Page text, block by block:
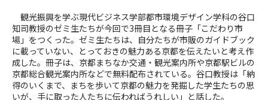
観光振興を学ぶ現代ビジネス学部都市環境デザイン学科の谷口
知司教授のゼミ生たちが今回で3冊目となる冊子「こだわり市
場」をつくった。ゼミ生たちは、自分たちが市販のガイドブック
に載っていない、とっておきの魅力ある京都を伝えたいと考え作
成した。冊子は、京都まちなか交通・観光案内所や京都駅ビルの
京都総合観光案内所などで無料配布されている。谷口教授は「納
得のいくまで、まちを歩いて京都の魅力を発掘した学生たちの思
いが、手に取った人たちに伝わればうれしい」と話した。